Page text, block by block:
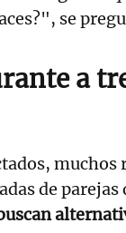
se
a
muchos
de parejas